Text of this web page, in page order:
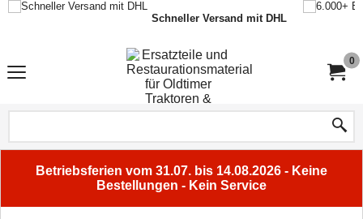
Schneller Versand mit DHL
0
Betriebsferien vom 31.07. bis 14.08.2026 - Keine
Bestellungen - Kein Service